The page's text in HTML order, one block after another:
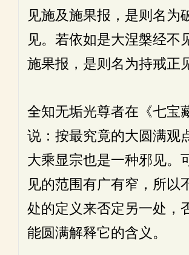
见施及施果报，是则名为
见。若依如是大涅槃经不
施果报，是则名为持戒正
全知无垢光尊者在《七宝
说：按最究竟的大圆满观
大乘显宗也是一种邪见。
见的范围有广有窄，所以
处的定义来否定另一处，
能圆满解释它的含义。